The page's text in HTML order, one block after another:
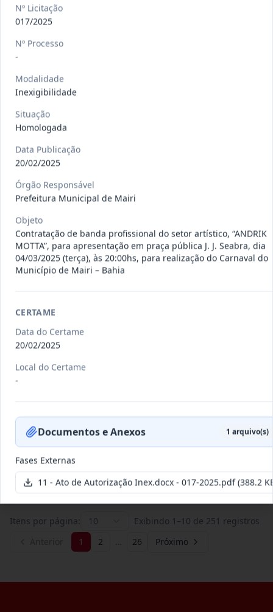
Pregão
Eletrônico
Situação:
013/2026
Pregão
Eletrônico
Situação: Publicada
009/2026
Credenciamento
credenciamento de pessoa
serviços...
Situação: Publicada Data:15/07/2026 Ver detalhes
011/2026
Situação
007/2026
Concorrência
Contratação de empresa
especializada para pavimentação
em pa...
Itens por página: 10 Exibindo 1 –10 de 251 registros
1 2 … 26 Próximo
Nº Licitação
017/2025
Nº Processo
-
Modalidade
Inexigibilidade
Situação
Homologada
Data Publicação
20/02/2025
Órgão Responsável
Prefeitura Municipal de Mairi
Objeto
Contratação de banda profissional do setor artístico, “ANDRIK
MOTTA”, para apresentação em praça pública J. J. Seabra, dia
04/03/2025 (terça), às 20:00hs, para realização do Carnaval do
Município de Mairi – Bahia
CERTAME
Data do Certame
20/02/2025
Local do Certame
-
Documentos e Anexos 1 arquivo(s)
Fases Externas
11 - Ato de Autorização Inex.docx - 017-2025.pdf(388.2